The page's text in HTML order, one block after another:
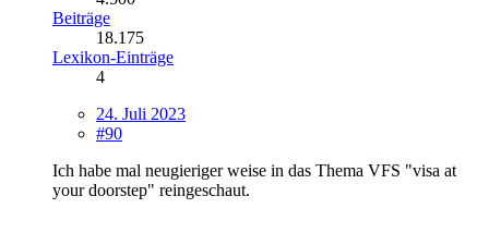
Beiträge
18.175
Lexikon-Einträge
4
24. Juli 2023
#90
Ich habe mal neugieriger weise in das Thema VFS "visa at
your doorstep" reingeschaut.